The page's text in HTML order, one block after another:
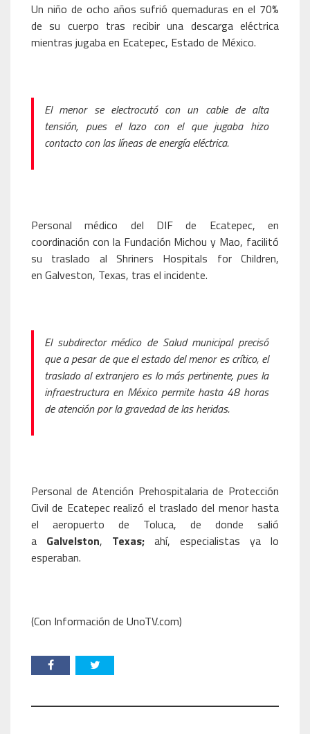
Un niño de ocho años sufrió quemaduras en el 70%
de su cuerpo tras recibir una descarga eléctrica
mientras jugaba en Ecatepec, Estado de México.
El menor se electrocutó con un cable de alta
tensión, pues el lazo con el que jugaba hizo
contacto con las líneas de energía eléctrica.
Personal médico del DIF de Ecatepec, en
coordinación con la Fundación Michou y Mao, facilitó
su traslado al Shriners Hospitals for Children,
en Galveston, Texas, tras el incidente.
El subdirector médico de Salud municipal precisó
que a pesar de que el estado del menor es crítico, el
traslado al extranjero es lo más pertinente, pues la
infraestructura en México permite hasta 48 horas
de atención por la gravedad de las heridas.
Personal de Atención Prehospitalaria de Protección
Civil de Ecatepec realizó el traslado del menor hasta
el aeropuerto de Toluca, de donde salió
a Galvelston, Texas; ahí, especialistas ya lo
esperaban.
(Con Información de UnoTV.com)